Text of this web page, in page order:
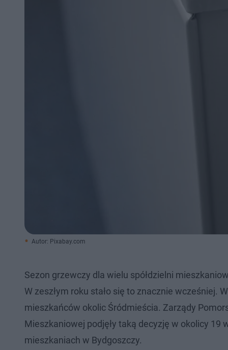
Autor: Pixabay.com
Sezon grzewczy dla wielu spółdzielni
W zeszłym roku stało się to znacznie wcześniej.
mieszkańców okolic Śródmieścia. Zarządy
Mieszkaniowej podjęły taką decyzję w okolicy 19
mieszkaniach w Bydgoszczy.